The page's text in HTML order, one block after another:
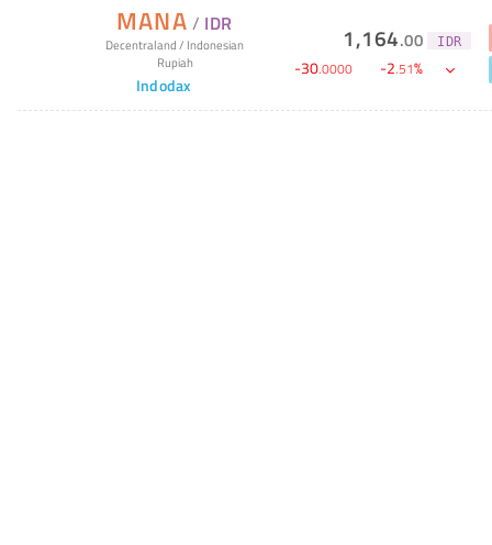
MANA / IDR
Decentraland/ Indonesian
Rupiah
Indodax
1,164.00 IDR
-30.0000 -2.51%